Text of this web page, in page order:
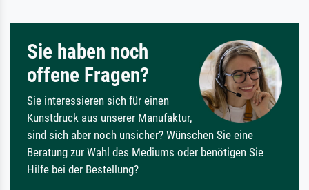
Sie haben noch
offene Fragen?
Sie interessieren sich für einen
Kunstdruck aus unserer Manufaktur,
sind sich aber noch unsicher? Wünschen Sie eine
Beratung zur Wahl des Mediums oder benötigen Sie
Hilfe bei der Bestellung?